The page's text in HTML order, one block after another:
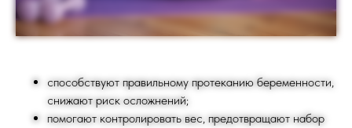
способствуют правильному протеканию беременности,
снижают риск осложнений;
помогают контролировать вес, предотвращают набор